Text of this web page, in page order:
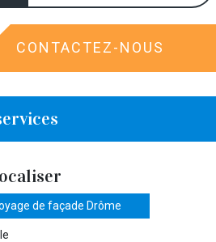
CONTACTEZ-NOUS
de façade Drôme